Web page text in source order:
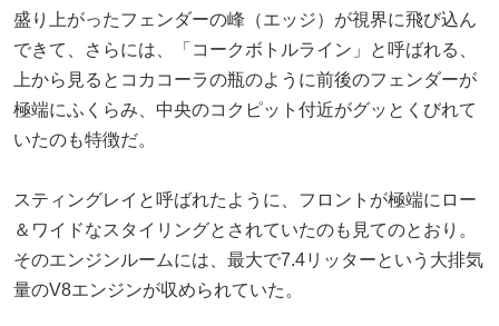
盛り上がったフェンダーの峰（エッジ）が視界に飛び込ん
できて、さらには、「コークボトルライン」と呼ばれる、
上から見るとコカコーラの瓶のように前後のフェンダーが
極端にふくらみ、中央のコクピット付近がグッとくびれて
いたのも特徴だ。
スティングレイと呼ばれたように、フロントが極端にロー
＆ワイドなスタイリングとされていたのも見てのとおり。
そのエンジンルームには、最大で7.4リッターという大排気
量のV8エンジンが収められていた。